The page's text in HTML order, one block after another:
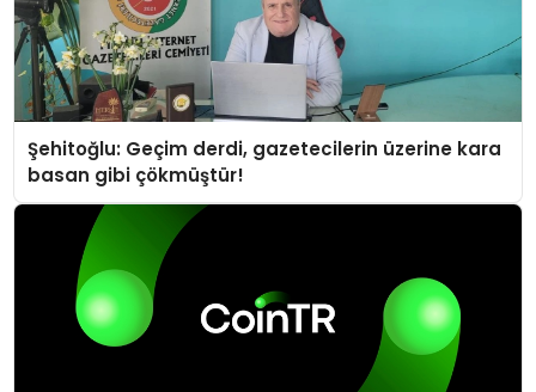
Şehitoğlu: Geçim derdi, gazetecilerin üzerine kara
basan gibi çökmüştür!